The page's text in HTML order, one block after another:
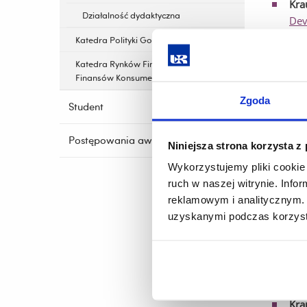
Zgoda
Niniejsza strona korzysta z
Wykorzystujemy pliki
ruch w naszej witrynie.
reklamowym i
uzyskanymi podczas
Działalność dydaktyczna
Katedra Polityki Gospodarczej
Katedra Rynków Finansowych i
Finansów Konsumenckich
Student
Postępowania awansowe